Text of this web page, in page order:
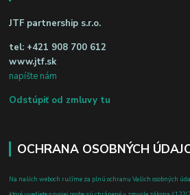
JTF partnership s.r.o.
tel: +421 908 700 612
www.jtf.sk
napíšte nám
Odstúpiť od zmluvy tu
OCHRANA OSOBNÝCH
Na našich weboch ručíme za plnú ochranu Vašich osobných